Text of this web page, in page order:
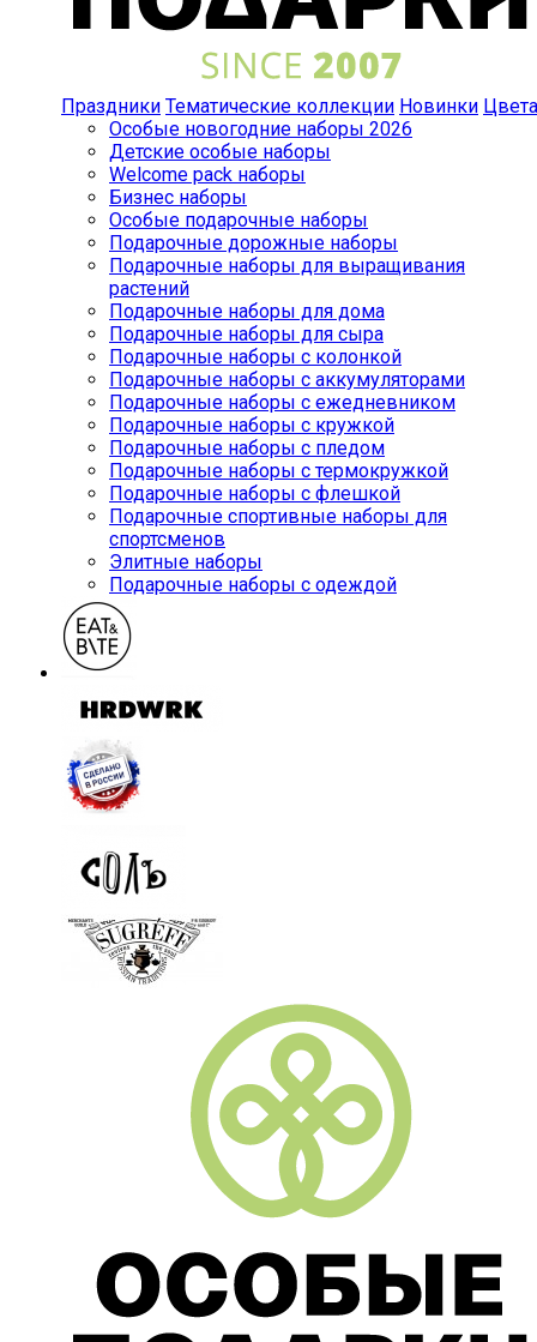
Праздники Тематические коллекции Новинки Цвета
Особые новогодние наборы 2026
Детские особые наборы
Welcome pack наборы
Бизнес наборы
Особые подарочные наборы
Подарочные дорожные наборы
Подарочные наборы для выращивания
растений
Подарочные наборы для дома
Подарочные наборы для сыра
Подарочные наборы с колонкой
Подарочные наборы с аккумуляторами
Подарочные наборы с ежедневником
Подарочные наборы с кружкой
Подарочные наборы с пледом
Подарочные наборы с термокружкой
Подарочные наборы с флешкой
Подарочные спортивные наборы для
спортсменов
Элитные наборы
Подарочные наборы с одеждой